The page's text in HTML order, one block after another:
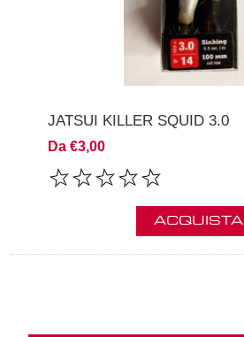
JATSUI KILLER SQUID 3.0
Da €3,00
ACQUISTA